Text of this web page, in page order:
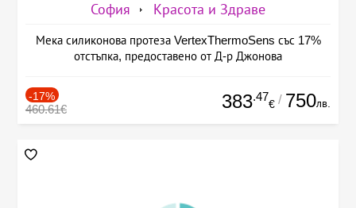
София Красота и Здраве
Мека силиконова протеза VertexThermoSens със 17%
отстъпка, предоставено от Д-р Джонова
-17%
460.61€ 383.47
€ / 750лв.